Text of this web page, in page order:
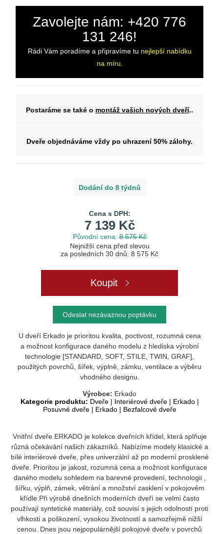
Zavolejte nám: +420 776
131 246!
Rádi Vám poradíme a připravíme tu nejlepší nabídku
na míru.
Postaráme se také o montáž vašich nových dveří..
Dveře objednáváme vždy po uhrazení 50% zálohy.
Dodání do 8 týdnů
Cena s DPH:
7 139 Kč
Původní cena:8 575 Kč
Nejnižší cena před slevou
za posledních 30 dnů: 8 575 Kč
Koupit
Odeslat nezávaznou poptávku
U dveří Erkado je prioritou kvalita, poctivost, rozumná cena
a možnost konfigurace daného modelu z hlediska výrobní
technologie [STANDARD, SOFT, STILE, TWIN, GRAF],
použitých povrchů, šířek, výplně, zámku, ventilace a výběru
vhodného designu.
Výrobce: Erkado
Kategorie produktu: Dveře| Interiérové dveře| Erkado|
Posuvné dveře| Erkado| Bezfalcové dveře
Vnitřní dveře ERKADO je kolekce dveřních křídel, která splňuje
různá očekávání našich zákazníků. Nabízíme modely klasické a
bílé interiérové dveře, přes univerzální až po moderní prosklené
dveře. Prioritou je jakost, rozumná cena a možnost konfigurace
daného modelu sohledem na barevné provedení, technologii ,
šířku, výplň, zámek, větrání a množství zasklení v pokojovém
křídle.Při výrobě dnešních moderních dveří se velmi často
používají syntetické materiály, což souvisí s jejich odolností proti
vlhkosti a poškození, vysokou životností a samozřejmě nižší
cenou. Dnes jsou nejpopulárnější pokojové dveře v povrchů